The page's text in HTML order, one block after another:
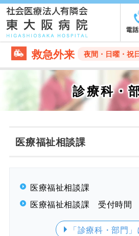
救急外来 夜間・日曜・祝
診療科・
医療福祉相談課
医療福祉相談課
医療福祉相談課 受付時間
「診療科・部門」